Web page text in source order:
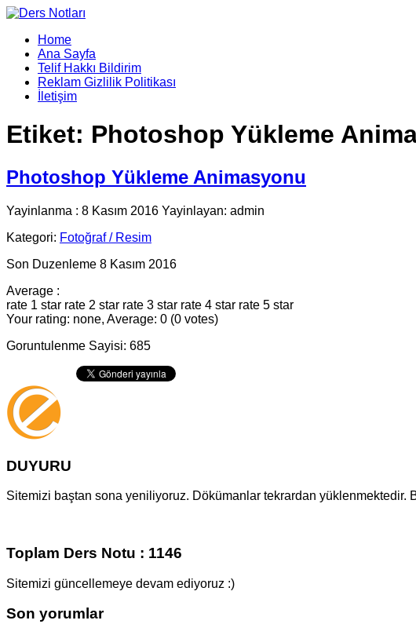
Home
Ana Sayfa
Telif Hakkı Bildirim
Reklam Gizlilik Politikası
İletişim
Etiket: Photoshop Yükleme
Photoshop Yükleme Animasyonu
Yayinlanma : 8 Kasım 2016 Yayinlayan: admin
Kategori: Fotoğraf / Resim
Son Duzenleme 8 Kasım 2016
Average :
rate 1 star rate 2 star rate 3 star rate 4 star rate 5 star
Your rating: none, Average: 0 (0 votes)
Goruntulenme Sayisi: 685
DUYURU
Sitemizi baştan sona yeniliyoruz. Dökümanlar tekrardan yüklenmektedir.
Toplam Ders Notu : 1146
Sitemizi güncellemeye devam ediyoruz :)
Son yorumlar